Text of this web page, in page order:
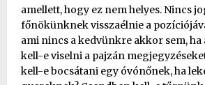
amellett, hogy ez nem helyes. Nincs
főnökünknek visszaélnie a
ami nincs a kedvünkre akkor sem, ha
kell-e viselni a pajzán
kell-e bocsátani egy óvónőnek, ha